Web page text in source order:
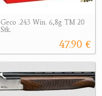
Geco .243 Win. 6,8g TM 20
Stk.
47.90 €